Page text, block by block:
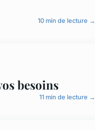
10 min de lecture →
besoins
11 min de lecture →